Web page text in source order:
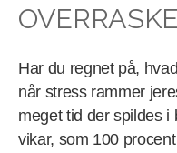
Har du regnet på,
når stress rammer
meget tid der spildes
vikar, som 100